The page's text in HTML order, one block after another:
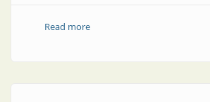
Read moreabout Equipamiento para la